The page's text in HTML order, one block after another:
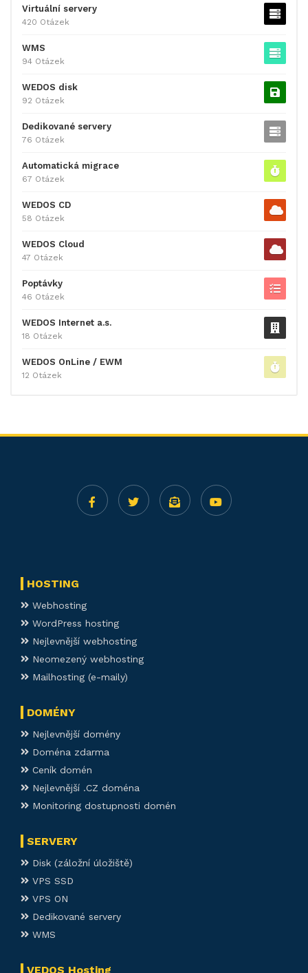
Virtuální servery
420 Otázek
WMS
94 Otázek
WEDOS disk
92 Otázek
Dedikované servery
76 Otázek
Automatická migrace
67 Otázek
WEDOS CD
58 Otázek
WEDOS Cloud
47 Otázek
Poptávky
46 Otázek
WEDOS Internet a.s.
18 Otázek
WEDOS OnLine / EWM
12 Otázek
HOSTING
Webhosting
WordPress hosting
Nejlevnější webhosting
Neomezený webhosting
Mailhosting (e-maily)
DOMÉNY
Nejlevnější domény
Doména zdarma
Ceník domén
Nejlevnější .CZ doména
Monitoring dostupnosti domén
SERVERY
Disk (záložní úložiště)
VPS SSD
VPS ON
Dedikované servery
WMS
VEDOS Hosting